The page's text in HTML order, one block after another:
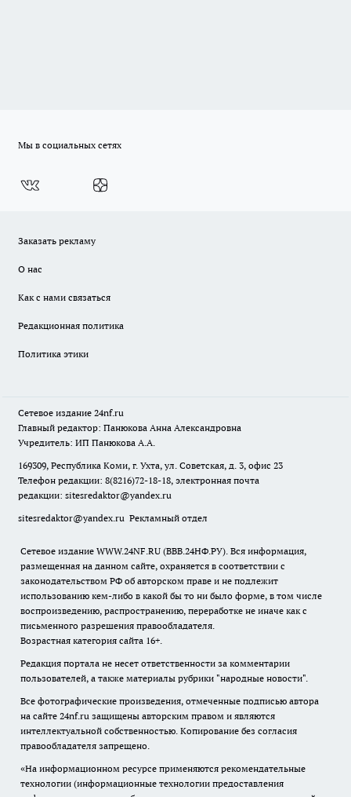
Мы в социальных сетях
Заказать рекламу
О нас
Как с нами связаться
Редакционная политика
Политика этики
Сетевое издание 24nf.ru
Главный редактор: Панюкова Анна Александровна
Учредитель: ИП Панюкова А.А.
169309, Республика Коми, г. Ухта, ул. Советская, д. 3, офис 23
Телефон редакции: 8(8216)72-18-18, электронная почта
редакции: sitesredaktor@yandex.ru
sitesredaktor@yandex.ru Рекламный отдел
Сетевое издание WWW.24NF.RU (ВВВ.24НФ.РУ). Вся информация,
размещенная на данном сайте, охраняется в соответствии с
законодательством РФ об авторском праве и не подлежит
использованию кем-либо в какой бы то ни было форме, в том числе
воспроизведению, распространению, переработке не иначе как с
письменного разрешения правообладателя.
Возрастная категория сайта 16+.
Редакция портала не несет ответственности за комментарии
пользователей, а также материалы рубрики "народные новости".
Все фотографические произведения, отмеченные подписью автора
на сайте 24nf.ru защищены авторским правом и являются
интеллектуальной собственностью. Копирование без согласия
правообладателя запрещено.
«На информационном ресурсе применяются рекомендательные
технологии (информационные технологии предоставления